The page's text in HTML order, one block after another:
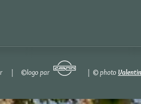
| ©logo par | © photo